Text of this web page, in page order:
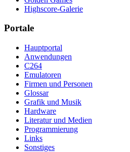
Highscore-Galerie
Portale
Hauptportal
Anwendungen
C264
Emulatoren
Firmen und Personen
Glossar
Grafik und Musik
Hardware
Literatur und Medien
Programmierung
Links
Sonstiges